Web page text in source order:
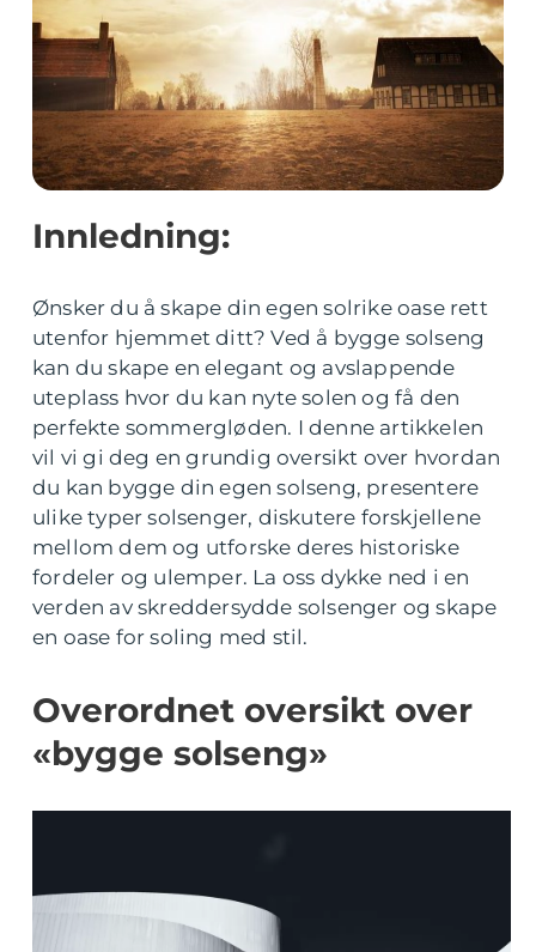
Innledning:
Ønsker du å skape din egen solrike oase rett
utenfor hjemmet ditt? Ved å bygge solseng
kan du skape en elegant og avslappende
uteplass hvor du kan nyte solen og få den
perfekte sommergløden. I denne artikkelen
vil vi gi deg en grundig oversikt over hvordan
du kan bygge din egen solseng, presentere
ulike typer solsenger, diskutere forskjellene
mellom dem og utforske deres historiske
fordeler og ulemper. La oss dykke ned i en
verden av skreddersydde solsenger og skape
en oase for soling med stil.
Overordnet oversikt over
«bygge solseng»